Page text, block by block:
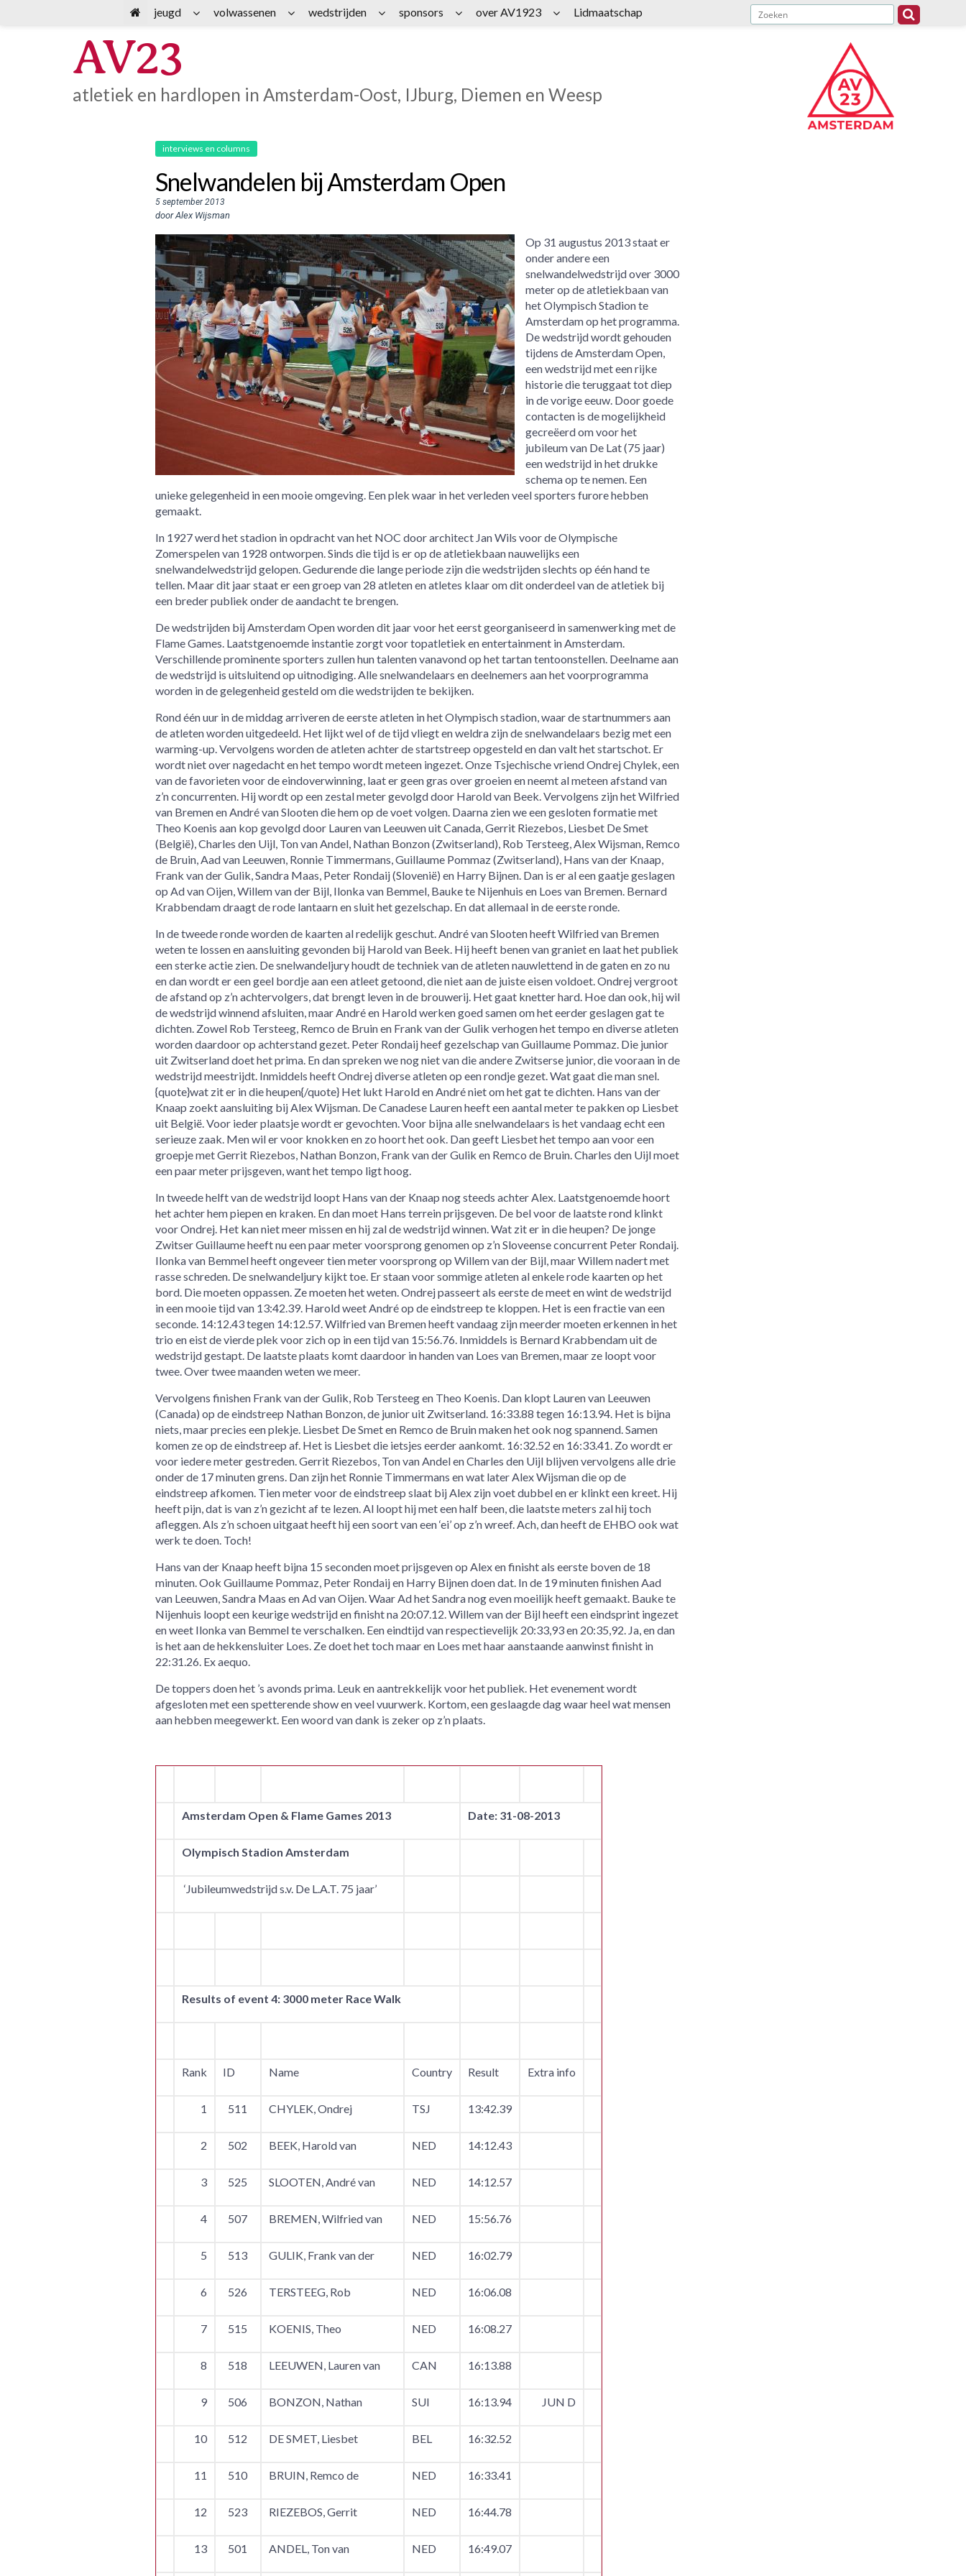
AV23
atletiek en hardlopen in Amsterdam-Oost, IJburg, Diemen en Weesp
interviews en columns
Snelwandelen bij Amsterdam Open
5 september 2013
door Alex Wijsman
Op 31 augustus 2013 staat er
onder andere een
snelwandelwedstrijd over 3000
meter op de atletiekbaan van
het Olympisch Stadion te
Amsterdam op het programma.
De wedstrijd wordt gehouden
tijdens de Amsterdam Open,
een wedstrijd met een rijke
historie die teruggaat tot diep
in de vorige eeuw. Door goede
contacten is de mogelijkheid
gecreëerd om voor het
jubileum van De Lat (75 jaar)
een wedstrijd in het drukke
schema op te nemen. Een
unieke gelegenheid in een mooie omgeving. Een plek waar in het verleden veel sporters furore hebben
gemaakt.
In 1927 werd het stadion in opdracht van het NOC door architect Jan Wils voor de Olympische
Zomerspelen van 1928 ontworpen. Sinds die tijd is er op de atletiekbaan nauwelijks een
snelwandelwedstrijd gelopen. Gedurende die lange periode zijn die wedstrijden slechts op één hand te
tellen. Maar dit jaar staat er een groep van 28 atleten en atletes klaar om dit onderdeel van de atletiek bij
een breder publiek onder de aandacht te brengen.
De wedstrijden bij Amsterdam Open worden dit jaar voor het eerst georganiseerd in samenwerking met de
Flame Games. Laatstgenoemde instantie zorgt voor topatletiek en entertainment in Amsterdam.
Verschillende prominente sporters zullen hun talenten vanavond op het tartan tentoonstellen. Deelname aan
de wedstrijd is uitsluitend op uitnodiging. Alle snelwandelaars en deelnemers aan het voorprogramma
worden in de gelegenheid gesteld om die wedstrijden te bekijken.
Rond één uur in de middag arriveren de eerste atleten in het Olympisch stadion, waar de startnummers aan
de atleten worden uitgedeeld. Het lijkt wel of de tijd vliegt en weldra zijn de snelwandelaars bezig met een
warming-up. Vervolgens worden de atleten achter de startstreep opgesteld en dan valt het startschot. Er
wordt niet over nagedacht en het tempo wordt meteen ingezet. Onze Tsjechische vriend Ondrej Chylek, een
van de favorieten voor de eindoverwinning, laat er geen gras over groeien en neemt al meteen afstand van
z’n concurrenten. Hij wordt op een zestal meter gevolgd door Harold van Beek. Vervolgens zijn het Wilfried
van Bremen en André van Slooten die hem op de voet volgen. Daarna zien we een gesloten formatie met
Theo Koenis aan kop gevolgd door Lauren van Leeuwen uit Canada, Gerrit Riezebos, Liesbet De Smet
(België), Charles den Uijl, Ton van Andel, Nathan Bonzon (Zwitserland), Rob Tersteeg, Alex Wijsman, Remco
de Bruin, Aad van Leeuwen, Ronnie Timmermans, Guillaume Pommaz (Zwitserland), Hans van der Knaap,
Frank van der Gulik, Sandra Maas, Peter Rondaij (Slovenië) en Harry Bijnen. Dan is er al een gaatje geslagen
op Ad van Oijen, Willem van der Bijl, Ilonka van Bemmel, Bauke te Nijenhuis en Loes van Bremen. Bernard
Krabbendam draagt de rode lantaarn en sluit het gezelschap. En dat allemaal in de eerste ronde.
In de tweede ronde worden de kaarten al redelijk geschut. André van Slooten heeft Wilfried van Bremen
weten te lossen en aansluiting gevonden bij Harold van Beek. Hij heeft benen van graniet en laat het publiek
een sterke actie zien. De snelwandeljury houdt de techniek van de atleten nauwlettend in de gaten en zo nu
en dan wordt er een geel bordje aan een atleet getoond, die niet aan de juiste eisen voldoet. Ondrej vergroot
de afstand op z’n achtervolgers, dat brengt leven in de brouwerij. Het gaat knetter hard. Hoe dan ook, hij wil
de wedstrijd winnend afsluiten, maar André en Harold werken goed samen om het eerder geslagen gat te
dichten. Zowel Rob Tersteeg, Remco de Bruin en Frank van der Gulik verhogen het tempo en diverse atleten
worden daardoor op achterstand gezet. Peter Rondaij heef gezelschap van Guillaume Pommaz. Die junior
uit Zwitserland doet het prima. En dan spreken we nog niet van die andere Zwitserse junior, die vooraan in de
wedstrijd meestrijdt. Inmiddels heeft Ondrej diverse atleten op een rondje gezet. Wat gaat die man snel.
{quote}wat zit er in die heupen{/quote} Het lukt Harold en André niet om het gat te dichten. Hans van der
Knaap zoekt aansluiting bij Alex Wijsman. De Canadese Lauren heeft een aantal meter te pakken op Liesbet
uit België. Voor ieder plaatsje wordt er gevochten. Voor bijna alle snelwandelaars is het vandaag echt een
serieuze zaak. Men wil er voor knokken en zo hoort het ook. Dan geeft Liesbet het tempo aan voor een
groepje met Gerrit Riezebos, Nathan Bonzon, Frank van der Gulik en Remco de Bruin. Charles den Uijl moet
een paar meter prijsgeven, want het tempo ligt hoog.
In tweede helft van de wedstrijd loopt Hans van der Knaap nog steeds achter Alex. Laatstgenoemde hoort
het achter hem piepen en kraken. En dan moet Hans terrein prijsgeven. De bel voor de laatste rond klinkt
voor Ondrej. Het kan niet meer missen en hij zal de wedstrijd winnen. Wat zit er in die heupen? De jonge
Zwitser Guillaume heeft nu een paar meter voorsprong genomen op z’n Sloveense concurrent Peter Rondaij.
Ilonka van Bemmel heeft ongeveer tien meter voorsprong op Willem van der Bijl, maar Willem nadert met
rasse schreden. De snelwandeljury kijkt toe. Er staan voor sommige atleten al enkele rode kaarten op het
bord. Die moeten oppassen. Ze moeten het weten. Ondrej passeert als eerste de meet en wint de wedstrijd
in een mooie tijd van 13:42.39. Harold weet André op de eindstreep te kloppen. Het is een fractie van een
seconde. 14:12.43 tegen 14:12.57. Wilfried van Bremen heeft vandaag zijn meerder moeten erkennen in het
trio en eist de vierde plek voor zich op in een tijd van 15:56.76. Inmiddels is Bernard Krabbendam uit de
wedstrijd gestapt. De laatste plaats komt daardoor in handen van Loes van Bremen, maar ze loopt voor
twee. Over twee maanden weten we meer.
Vervolgens finishen Frank van der Gulik, Rob Tersteeg en Theo Koenis. Dan klopt Lauren van Leeuwen
(Canada) op de eindstreep Nathan Bonzon, de junior uit Zwitserland. 16:33.88 tegen 16:13.94. Het is bijna
niets, maar precies een plekje. Liesbet De Smet en Remco de Bruin maken het ook nog spannend. Samen
komen ze op de eindstreep af. Het is Liesbet die ietsjes eerder aankomt. 16:32.52 en 16:33.41. Zo wordt er
voor iedere meter gestreden. Gerrit Riezebos, Ton van Andel en Charles den Uijl blijven vervolgens alle drie
onder de 17 minuten grens. Dan zijn het Ronnie Timmermans en wat later Alex Wijsman die op de
eindstreep afkomen. Tien meter voor de eindstreep slaat bij Alex zijn voet dubbel en er klinkt een kreet. Hij
heeft pijn, dat is van z’n gezicht af te lezen. Al loopt hij met een half been, die laatste meters zal hij toch
afleggen. Als z’n schoen uitgaat heeft hij een soort van een ‘ei’ op z’n wreef. Ach, dan heeft de EHBO ook wat
werk te doen. Toch!
Hans van der Knaap heeft bijna 15 seconden moet prijsgeven op Alex en finisht als eerste boven de 18
minuten. Ook Guillaume Pommaz, Peter Rondaij en Harry Bijnen doen dat. In de 19 minuten finishen Aad
van Leeuwen, Sandra Maas en Ad van Oijen. Waar Ad het Sandra nog even moeilijk heeft gemaakt. Bauke te
Nijenhuis loopt een keurige wedstrijd en finisht na 20:07.12. Willem van der Bijl heeft een eindsprint ingezet
en weet Ilonka van Bemmel te verschalken. Een eindtijd van respectievelijk 20:33,93 en 20:35,92. Ja, en dan
is het aan de hekkensluiter Loes. Ze doet het toch maar en Loes met haar aanstaande aanwinst finisht in
22:31.26. Ex aequo.
De toppers doen het ’s avonds prima. Leuk en aantrekkelijk voor het publiek. Het evenement wordt
afgesloten met een spetterende show en veel vuurwerk. Kortom, een geslaagde dag waar heel wat mensen
aan hebben meegewerkt. Een woord van dank is zeker op z’n plaats.
Amsterdam Open & Flame Games 2013 Date: 31-08-2013
Olympisch Stadion Amsterdam
‘Jubileumwedstrijd s.v. De L.A.T. 75 jaar’
Results of event 4: 3000 meter Race Walk
Rank ID Name Country Result Extra info
1 511 CHYLEK, Ondrej TSJ 13:42.39
2 502 BEEK, Harold van NED 14:12.43
3 525 SLOOTEN, André van NED 14:12.57
4 507 BREMEN, Wilfried van NED 15:56.76
5 513 GULIK, Frank van der NED 16:02.79
6 526 TERSTEEG, Rob NED 16:06.08
7 515 KOENIS, Theo NED 16:08.27
8 518 LEEUWEN, Lauren van CAN 16:13.88
9 506 BONZON, Nathan SUI 16:13.94 JUN D
10 512 DE SMET, Liesbet BEL 16:32.52
11 510 BRUIN, Remco de NED 16:33.41
12 523 RIEZEBOS, Gerrit NED 16:44.78
13 501 ANDEL, Ton van NED 16:49.07
jeugd volwassenen wedstrijden sponsors over AV1923 Lidmaatschap